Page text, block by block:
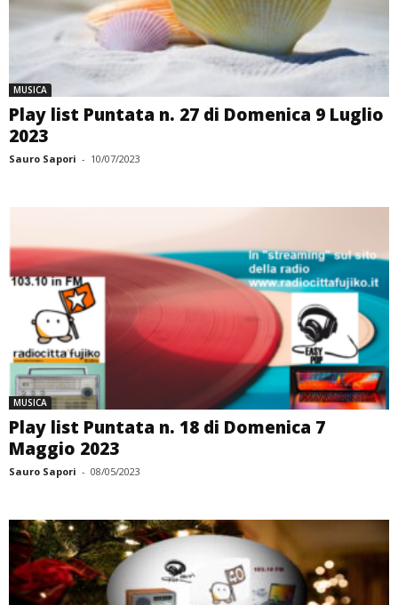
MUSICA
Play list Puntata n. 27 di Domenica 9 Luglio
2023
Sauro Sapori - 10/07/2023
MUSICA
Play list Puntata n. 18 di Domenica 7
Maggio 2023
Sauro Sapori - 08/05/2023